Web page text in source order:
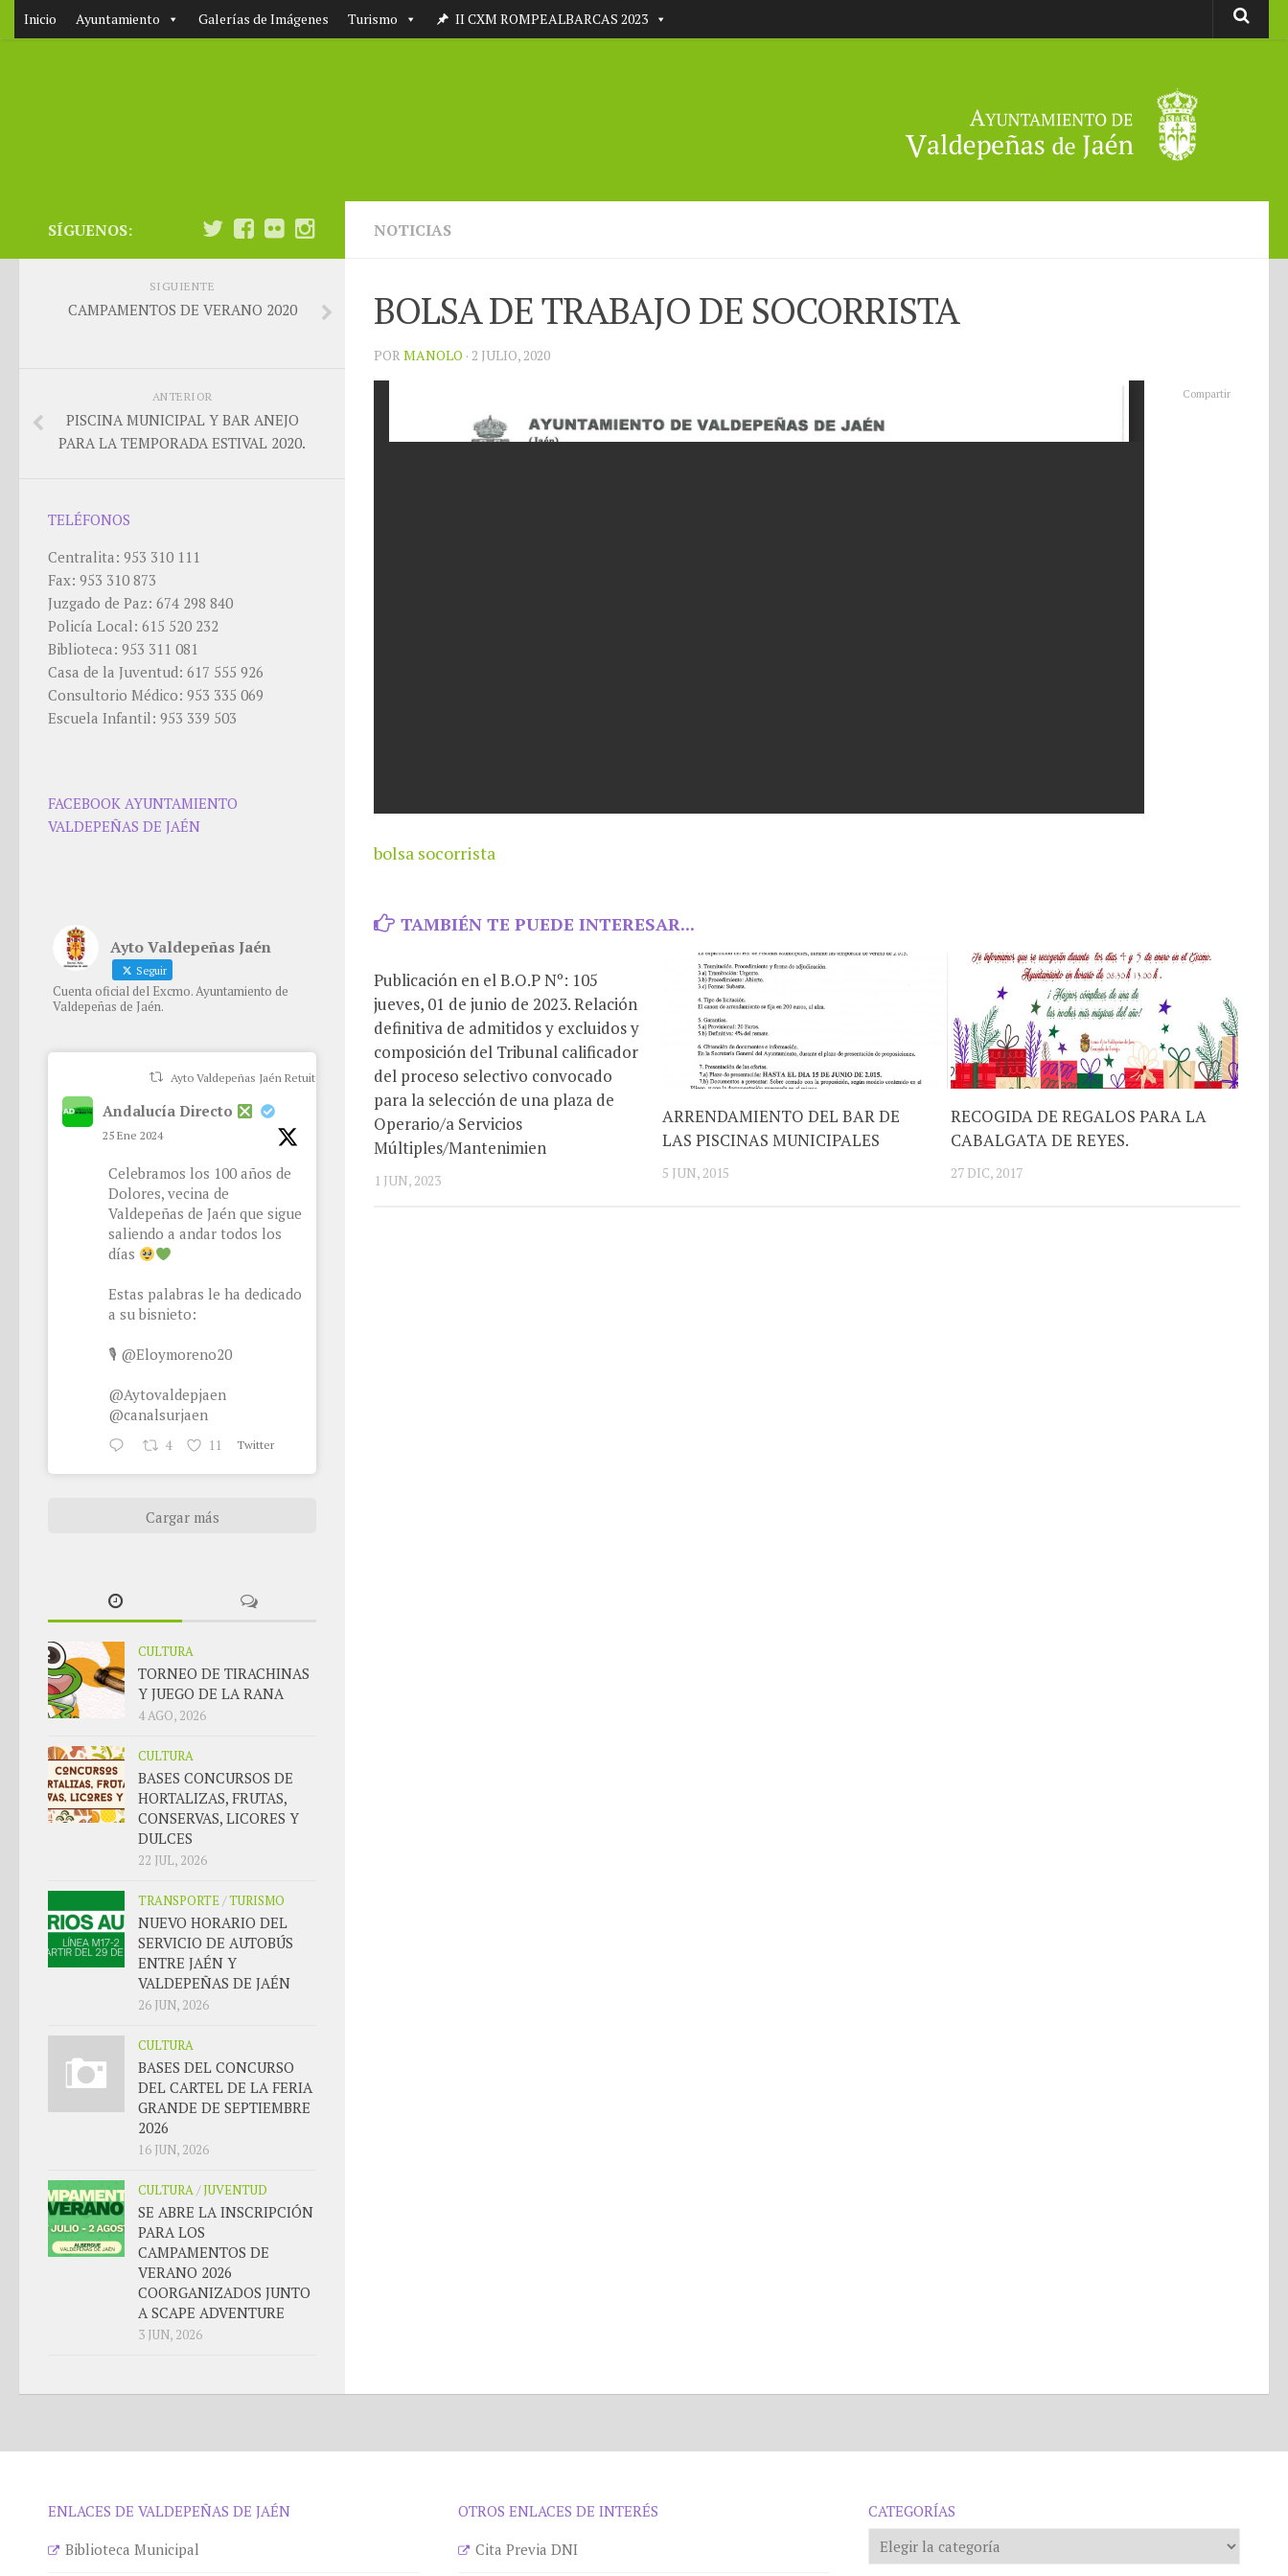
Inicio Ayuntamiento Galerías de Imágenes Turismo II CXM ROMPEALBARCAS 2023
NOTICIAS
BOLSA DE TRABAJO DE SOCORRISTA
POR MANOLO · 2 JULIO, 2020
bolsa socorrista
Compartir
TAMBIÉN TE PUEDE INTERESAR...
Publicación en el B.O.P Nº: 105
jueves, 01 de junio de 2023. Relación
definitiva de admitidos y excluidos y
composición del Tribunal calificador
del proceso selectivo convocado
para la selección de una plaza de
Operario/a Servicios
Múltiples/Mantenimien
1 JUN, 2023
ARRENDAMIENTO DEL BAR DE
LAS PISCINAS MUNICIPALES
5 JUN, 2015
RECOGIDA DE REGALOS PARA LA
CABALGATA DE REYES.
27 DIC, 2017
SÍGUENOS:
SIGUIENTE
CAMPAMENTOS DE VERANO 2020
ANTERIOR
PISCINA MUNICIPAL Y BAR ANEJO
PARA LA TEMPORADA ESTIVAL 2020.
TELÉFONOS
Centralita: 953 310 111
Fax: 953 310 873
Juzgado de Paz: 674 298 840
Policía Local: 615 520 232
Biblioteca: 953 311 081
Casa de la Juventud: 617 555 926
Consultorio Médico: 953 335 069
Escuela Infantil: 953 339 503
FACEBOOK AYUNTAMIENTO
VALDEPEÑAS DE JAÉN
Ayto Valdepeñas Jaén
Seguir
Cuenta oficial del Excmo. Ayuntamiento de
Valdepeñas de Jaén.
Ayto Valdepeñas Jaén Retuiteado
Andalucía Directo
25 Ene 2024
Celebramos los 100 años de
Dolores, vecina de
Valdepeñas de Jaén que sigue
saliendo a andar todos los
días
Estas palabras le ha dedicado
a su bisnieto:
🎙 @Eloymoreno20
@Aytovaldepjaen
@canalsurjaen
4 11 Twitter
Cargar más
CULTURA
TORNEO DE TIRACHINAS
Y JUEGO DE LA RANA
4 AGO, 2026
CULTURA
BASES CONCURSOS DE
HORTALIZAS, FRUTAS,
CONSERVAS, LICORES Y
DULCES
22 JUL, 2026
TRANSPORTE/TURISMO
NUEVO HORARIO DEL
SERVICIO DE AUTOBÚS
ENTRE JAÉN Y
VALDEPEÑAS DE JAÉN
26 JUN, 2026
CULTURA
BASES DEL CONCURSO
DEL CARTEL DE LA FERIA
GRANDE DE SEPTIEMBRE
2026
16 JUN, 2026
CULTURA/JUVENTUD
SE ABRE LA INSCRIPCIÓN
PARA LOS
CAMPAMENTOS DE
VERANO 2026
COORGANIZADOS JUNTO
A SCAPE ADVENTURE
3 JUN, 2026
ENLACES DE VALDEPEÑAS DE JAÉN
Biblioteca Municipal
OTROS ENLACES DE INTERÉS
Cita Previa DNI
CATEGORÍAS
Categorías